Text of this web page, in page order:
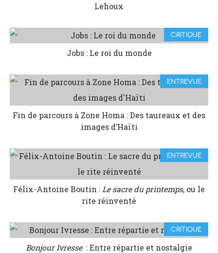
Lehoux
CRITIQUE
Jobs : Le roi du monde
ENTREVUE
Fin de parcours à Zone Homa : Des taureaux et des
images d’Haïti
ENTREVUE
Félix-Antoine Boutin : Le sacre du printemps, ou le
rite réinventé
CRITIQUE
Bonjour Ivresse : Entre répartie et nostalgie